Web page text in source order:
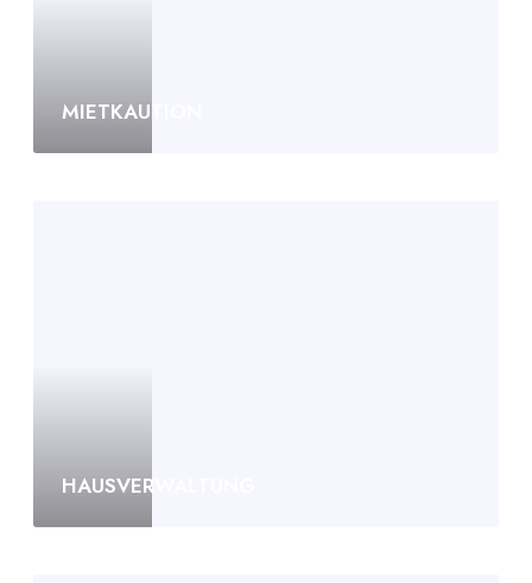
MIETKAUTION
HAUSVERWALTUNG